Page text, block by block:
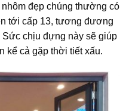
đẹp chúng thường có
tới cấp 13, tương đương
chịu đựng này sẽ giúp
kể cả gặp thời tiết xấu.